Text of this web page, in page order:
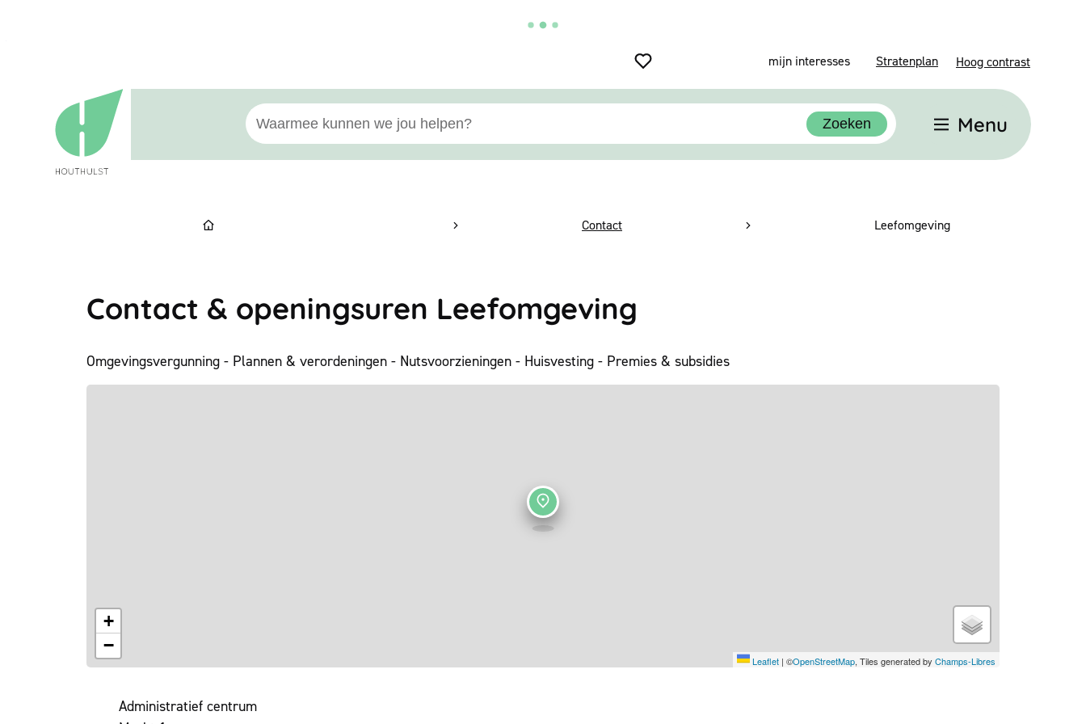
mijn interesses Stratenplan Hoog contrast
Houthulst
Waarmee kunnen we jou helpen?
Zoeken Menu
Contact Leefomgeving
Contact & openingsuren Leefomgeving
Omgevingsvergunning - Plannen & verordeningen - Nutsvoorzieningen - Huisvesting - Premies & subsidies
+
−
Leaflet | ©OpenStreetMap, Tiles generated by Champs-Libres
AdresAdministratief centrum